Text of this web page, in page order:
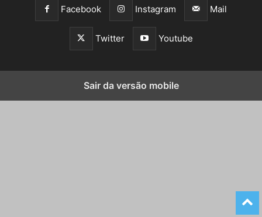
Facebook Instagram Mail
Twitter Youtube
Sair da versão mobile